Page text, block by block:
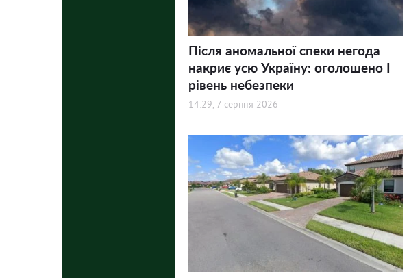
Після аномальної спеки негода
накриє усю Україну: оголошено І
рівень небезпеки
14:29, 7 серпня 2026